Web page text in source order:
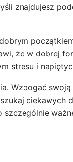
znajdujesz
że w dobrej
stresu i
Wzbogać
ciekawych